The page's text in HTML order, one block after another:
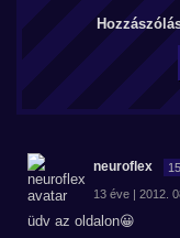
neuroflex
13 éve | 2012.
üdv az oldalon😀